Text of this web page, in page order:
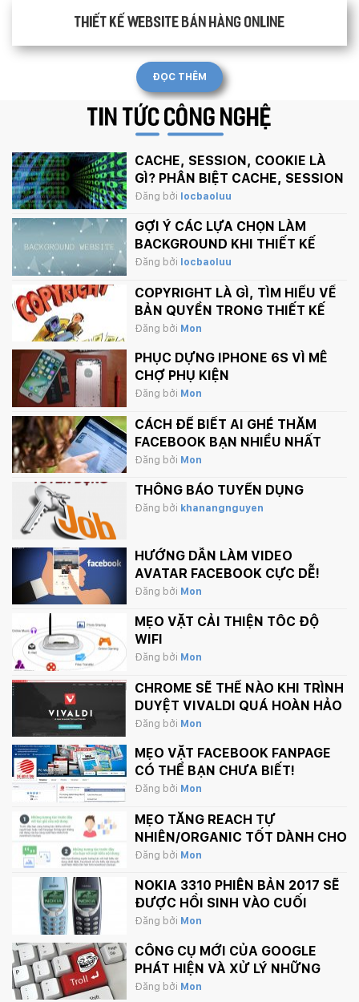
Thiết kế website bán hàng Online
ĐỌC THÊM
TIN TỨCCÔNG NGHỆ
CACHE, SESSION, COOKIE LÀ
GÌ? PHÂN BIỆT CACHE, SESSION
VÀ COOKIE
Đăng bởi locbaoluu
GỢI Ý CÁC LỰA CHỌN LÀM
BACKGROUND KHI THIẾT KẾ
WEBSITE
Đăng bởi locbaoluu
COPYRIGHT LÀ GÌ, TÌM HIỂU VỀ
BẢN QUYỀN TRONG THIẾT KẾ
Đăng bởi Mon
PHỤC DỰNG IPHONE 6S VÌ MÊ
CHỢ PHỤ KIỆN
Đăng bởi Mon
CÁCH ĐỂ BIẾT AI GHÉ THĂM
FACEBOOK BẠN NHIỀU NHẤT
Đăng bởi Mon
THÔNG BÁO TUYỂN DỤNG
Đăng bởi khanangnguyen
HƯỚNG DẪN LÀM VIDEO
AVATAR FACEBOOK CỰC DỄ!
Đăng bởi Mon
MẸO VẶT CẢI THIỆN TỐC ĐỘ
WIFI
Đăng bởi Mon
CHROME SẼ THẾ NÀO KHI TRÌNH
DUYỆT VIVALDI QUÁ HOÀN HẢO
Đăng bởi Mon
MẸO VẶT FACEBOOK FANPAGE
CÓ THỂ BẠN CHƯA BIẾT!
Đăng bởi Mon
MẸO TĂNG REACH TỰ
NHIÊN/ORGANIC TỐT DÀNH CHO
FANPAGE CỦA BẠN
Đăng bởi Mon
NOKIA 3310 PHIÊN BẢN 2017 SẼ
ĐƯỢC HỒI SINH VÀO CUỐI
THÁNG 2 NÀY
Đăng bởi Mon
CÔNG CỤ MỚI CỦA GOOGLE
PHÁT HIỆN VÀ XỬ LÝ NHỮNG
BÌNH LUẬN PHẢN CẢM TRÊN
Đăng bởi Mon